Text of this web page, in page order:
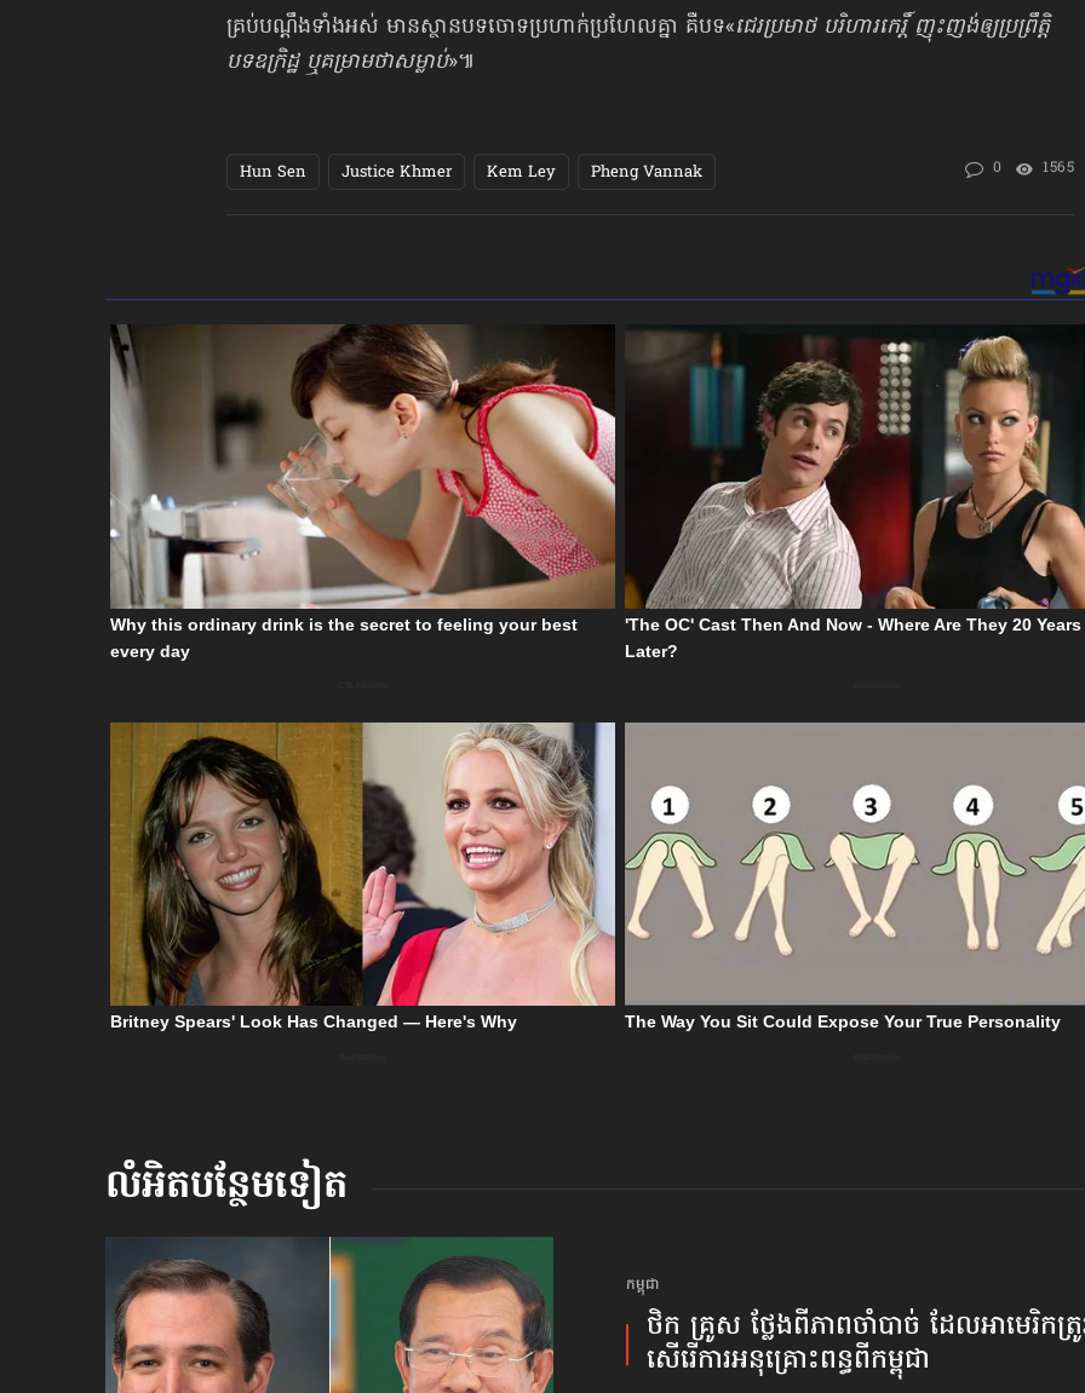
គ្រប់បណ្ដឹងទាំងអស់ មានស្ថានបទចោទប្រហាក់ប្រហែលគ្នា គឺបទ«ជេរប្រមាថ បរិហារកេរ្តិ៍ ញុះញង់ឲ្យប្រព្រឹត្តិ
បទឧក្រិដ្ឋ ឬគម្រាមថាសម្លាប់»៕​
Hun Sen Justice Khmer Kem Ley Pheng Vannak 0 1565
លំអិតបន្ថែមទៀត
កម្ពុជា
ថិក គ្រូស ថ្លែង​ពីភាពចាំបាច់​ ដែល​អាមេរិក​ត្រូ
សើរើ​ការអនុគ្រោះពន្ធពីកម្ពុជា